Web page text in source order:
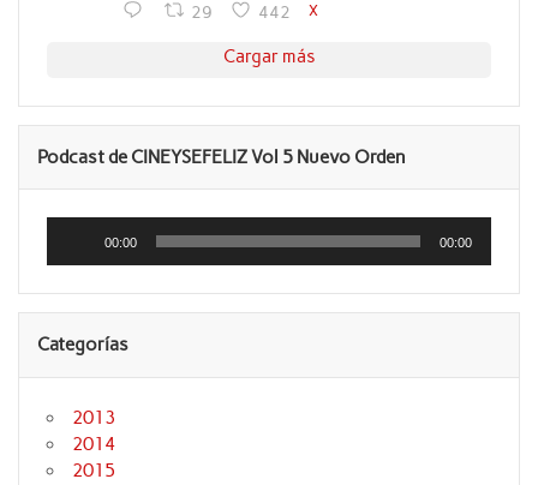
29 442 X
Cargar más
Podcast de CINEYSEFELIZ Vol 5 Nuevo Orden
Reproductor
audio
00:00 00:00
Categorías
2013
2014
2015